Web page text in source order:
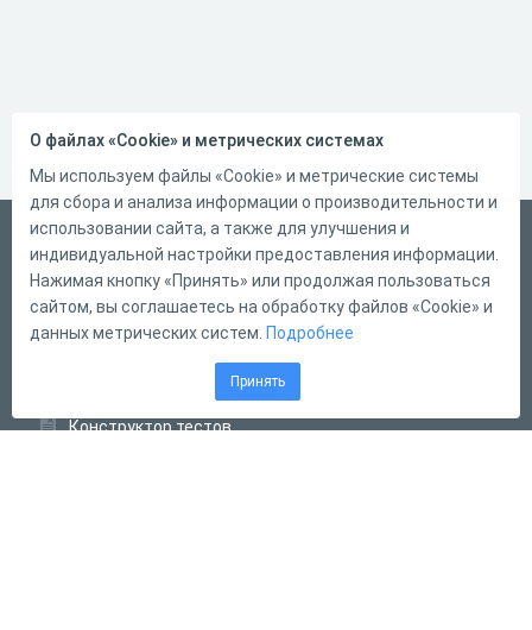
Русский
Справка
Форма обратной связи
Конструктор тестов
О файлах «Cookie» и метрических системах
Мы используем файлы «Cookie» и метрические системы
для сбора и анализа информации о производительности и
использовании сайта, а также для улучшения и
индивидуальной настройки предоставления информации.
Нажимая кнопку «Принять» или продолжая пользоваться
сайтом, вы соглашаетесь на обработку файлов «Cookie» и
данных метрических систем. Подробнее
Принять